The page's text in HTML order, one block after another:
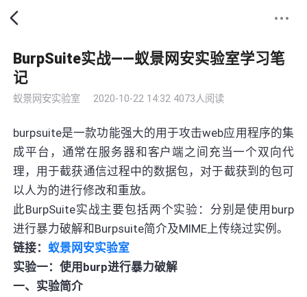
BurpSuite实战——蚁景网安实验室学习笔
记
蚁景网安实验室 2020-10-22 14:32 4073人阅读
burpsuite是一款功能强大的用于攻击web应用程序的集
成平台，通常在服务器和客户端之间充当一个双向代
理，用于截获通信过程中的数据包，对于截获到的包可
以人为的进行修改和重放。
此BurpSuite实战主要包括两个实验：分别是使用burp
进行暴力破解和Burpsuite简介及MIME上传绕过实例。
链接：蚁景网安实验室
实验一：使用burp进行暴力破解
一、实验简介